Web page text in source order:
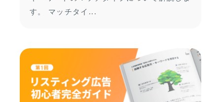
す。 マッチタイ...